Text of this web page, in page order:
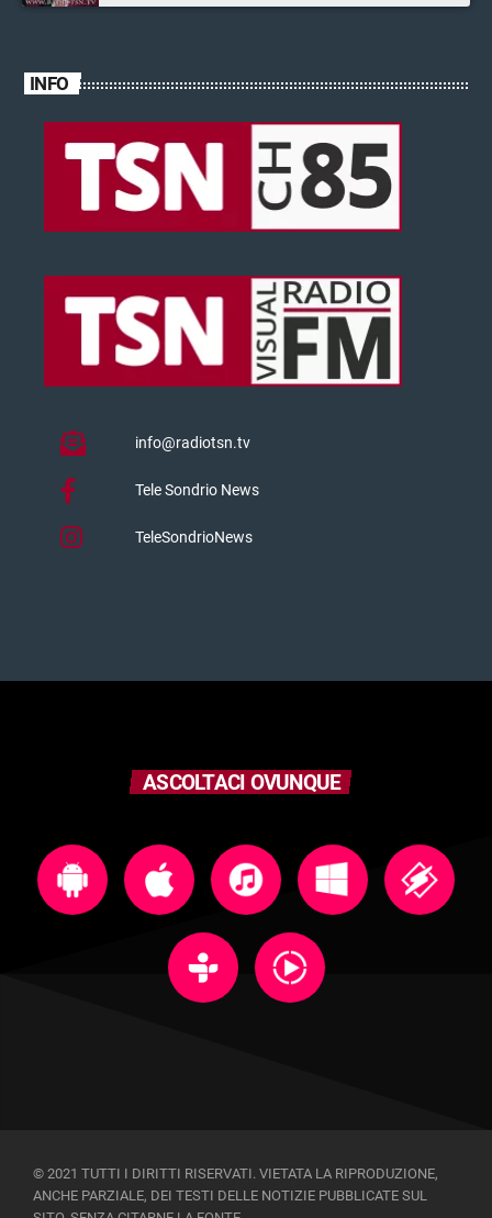
INFO
info@radiotsn.tv
Tele Sondrio News
TeleSondrioNews
ASCOLTACI OVUNQUE
© 2021 TUTTI I DIRITTI RISERVATI. VIETATA LA RIPRODUZIONE,
ANCHE PARZIALE, DEI TESTI DELLE NOTIZIE PUBBLICATE SUL